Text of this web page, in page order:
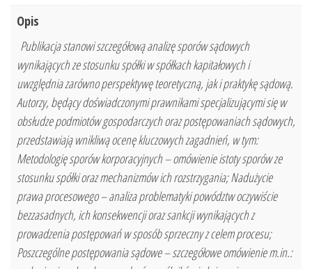
Opis
Publikacja stanowi szczegółową analizę sporów sądowych
wynikających ze stosunku spółki w spółkach kapitałowych i
uwzględnia zarówno perspektywę teoretyczną, jak i praktykę sądową.
Autorzy, będący doświadczonymi prawnikami specjalizującymi się w
obsłudze podmiotów gospodarczych oraz postępowaniach sądowych,
przedstawiają wnikliwą ocenę kluczowych zagadnień, w tym:
Metodologię sporów korporacyjnych – omówienie istoty sporów ze
stosunku spółki oraz mechanizmów ich rozstrzygania; Nadużycie
prawa procesowego – analiza problematyki powództw oczywiście
bezzasadnych, ich konsekwencji oraz sankcji wynikających z
prowadzenia postępowań w sposób sprzeczny z celem procesu;
Poszczególne postępowania sądowe – szczegółowe omówienie m.in.: